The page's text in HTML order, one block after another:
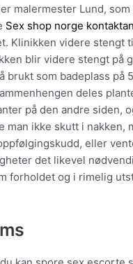
malermester Lund,
Sex shop norge
Klinikken videre stengt
blir videre stengt på
brukt som badeplass
deles
på den andre siden,
man ikke skutt i nakken,
eller
det likevel
forholdet og i rimelig